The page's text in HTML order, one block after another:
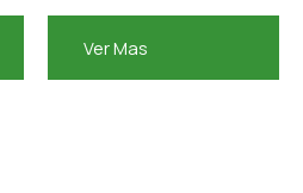
Ver Mas